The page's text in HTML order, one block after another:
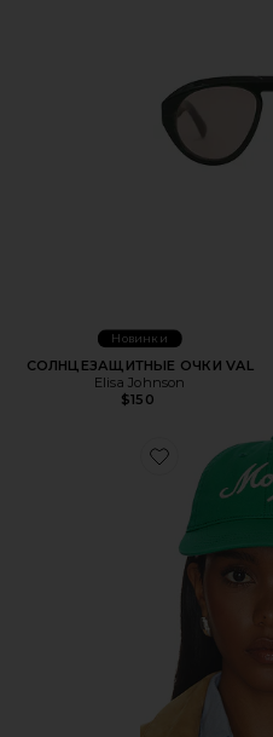
Новинки
СОЛНЦЕЗАЩИТНЫЕ ОЧКИ VAL
Elisa Johnson
$150
Favorite КЕПКА